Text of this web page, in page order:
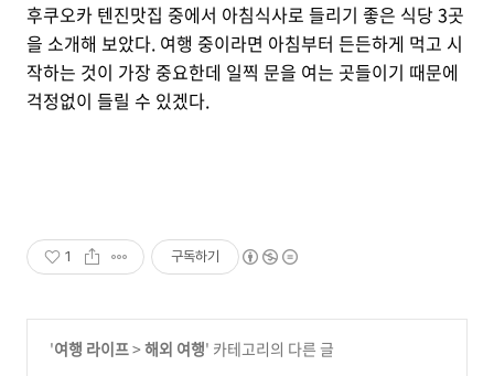
후쿠오카 텐진맛집 중에서 아침식사로 들리기 좋은 식당 3곳
을 소개해 보았다. 여행 중이라면 아침부터 든든하게 먹고 시
작하는 것이 가장 중요한데 일찍 문을 여는 곳들이기 때문에
걱정없이 들릴 수 있겠다.
1 구독하기
'여행 라이프>해외 여행' 카테고리의 다른 글